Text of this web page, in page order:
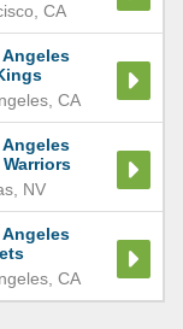
CA
Angeles
CA
Angeles
NV
Angeles
CA